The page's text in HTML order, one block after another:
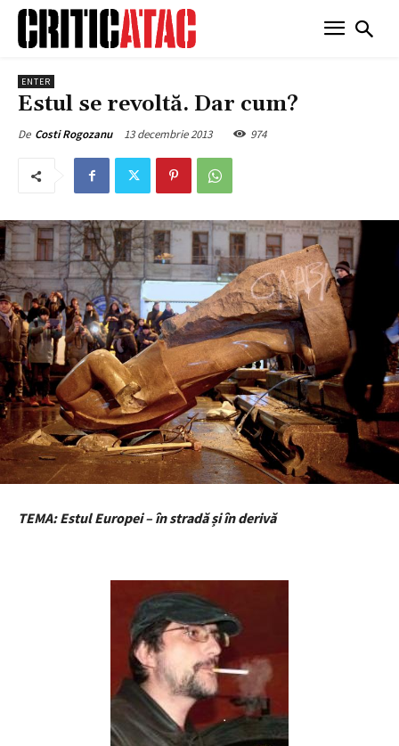
ENTER
Estul se revoltă. Dar cum?
De Costi Rogozanu 13 decembrie 2013 974
TEMA: Estul Europei – în stradă și în derivă